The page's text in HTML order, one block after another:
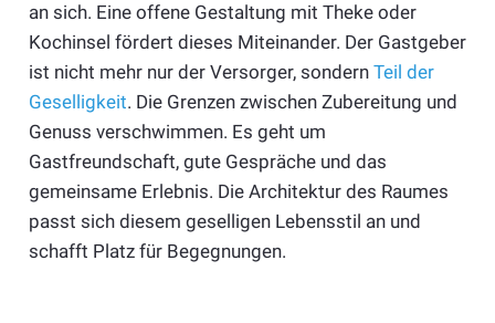
an sich. Eine offene Gestaltung mit Theke oder
Kochinsel fördert dieses Miteinander. Der Gastgeber
ist nicht mehr nur der Versorger, sondern Teil der
Geselligkeit. Die Grenzen zwischen Zubereitung und
Genuss verschwimmen. Es geht um
Gastfreundschaft, gute Gespräche und das
gemeinsame Erlebnis. Die Architektur des Raumes
passt sich diesem geselligen Lebensstil an und
schafft Platz für Begegnungen.